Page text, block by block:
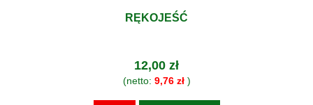
RĘKOJEŚĆ
12,00 zł
(netto: 9,76 zł)